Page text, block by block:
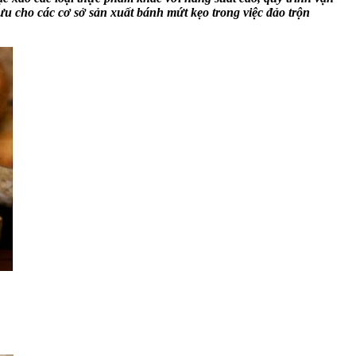
cho các cơ sở sản xuất bánh mứt kẹo trong việc đảo trộn